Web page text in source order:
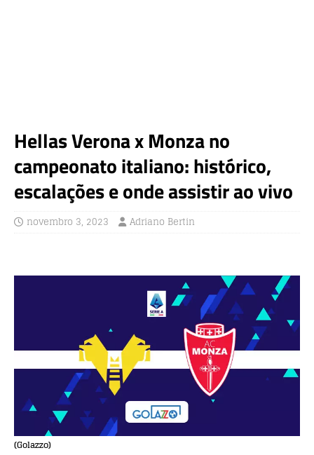
Hellas Verona x Monza no
campeonato italiano: histórico,
escalações e onde assistir ao vivo
novembro 3, 2023 Adriano Bertin
(Golazzo)